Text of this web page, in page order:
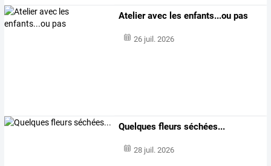
Atelier avec les enfants...ou pas
26 juil. 2026
Quelques fleurs séchées...
28 juil. 2026